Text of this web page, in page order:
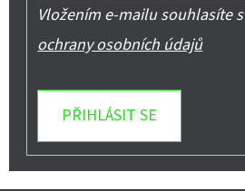
Vložením e-mailu souhlasíte s
ochrany osobních údajů
PŘIHLÁSIT SE